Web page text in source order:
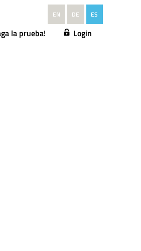
EN DE ES
la prueba! Login